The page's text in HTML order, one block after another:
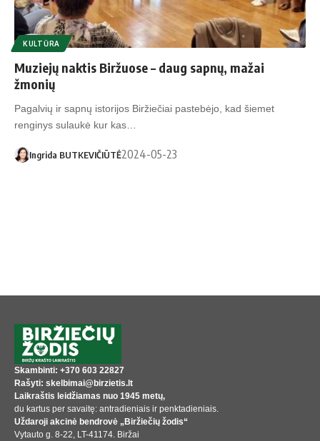
KULTŪRA
Muziejų naktis Biržuose – daug sapnų, mažai
žmonių
Pagalvių ir sapnų istorijos Biržiečiai pastebėjo, kad šiemet
renginys sulaukė kur kas…
Ingrida BUTKEVIČIŪTĖ2024-05-23
Skambinti: +370 603 22827
Rašyti: skelbimai@birzietis.lt
Laikraštis leidžiamas nuo 1945 metų,
du kartus per savaitę: antradieniais ir penktadieniais.
Uždaroji akcinė bendrovė „Biržiečių žodis“
Vytauto g. 8-22, LT-41174. Biržai